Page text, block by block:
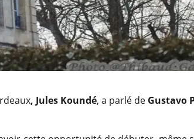
, Jules Koundé, a parlé de Gustavo